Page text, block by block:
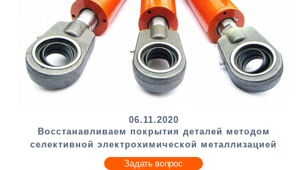
06.11.2020
Восстанавливаем покрытия деталей методом
селективной электрохимической металлизацией
Задать вопрос